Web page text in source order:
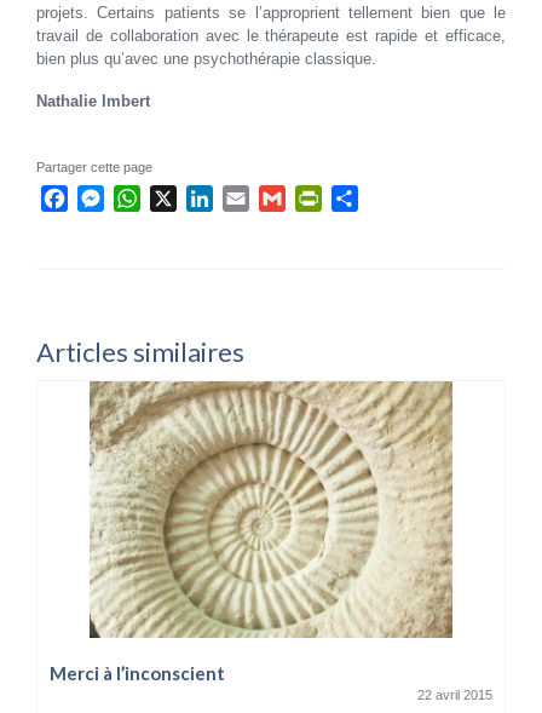
projets. Certains patients se l’approprient tellement bien que le
travail de collaboration avec le thérapeute est rapide et efficace,
bien plus qu’avec une psychothérapie classique.
Nathalie Imbert
Partager cette page
FacebookMessenger
WhatsAppLinkedIn
Email Gmail PrintFriendly
Articles similaires
Merci à l’inconscient
22 avril 2015